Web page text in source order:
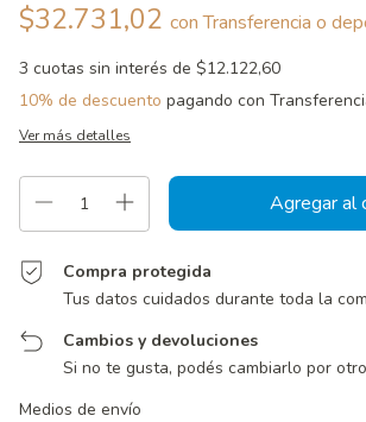
$32.731,02 con Transferencia o
3 cuotas sin interés de $12.122,60
10% de descuento pagando con
Ver más detalles
Compra protegida
Tus datos cuidados durante toda la
Cambios y devoluciones
Si no te gusta, podés cambiarlo por
Entregas para el CP:
Medios de envío